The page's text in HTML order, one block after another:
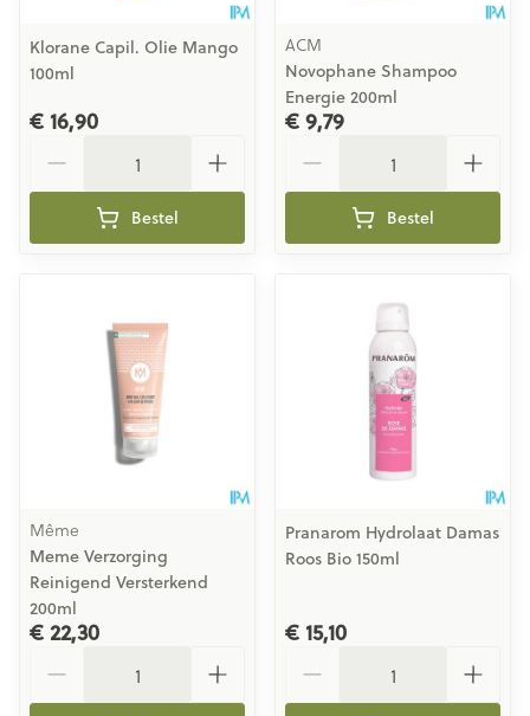
Klorane Capil. Olie Mango
100ml
€ 16,90
Bestel
ACM
Novophane Shampoo
Energie 200ml
€ 9,79
Bestel
Même
Meme Verzorging
Reinigend Versterkend
200ml
€ 22,30
Pranarom Hydrolaat Damas
Roos Bio 150ml
€ 15,10